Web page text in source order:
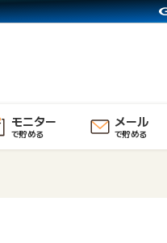
モニター
で貯める
メール
で貯める